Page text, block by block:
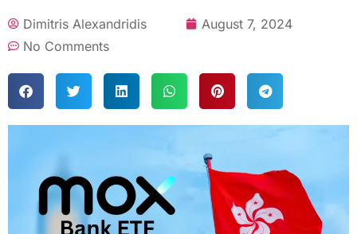
Dimitris Alexandridis
August 7, 2024
No Comments